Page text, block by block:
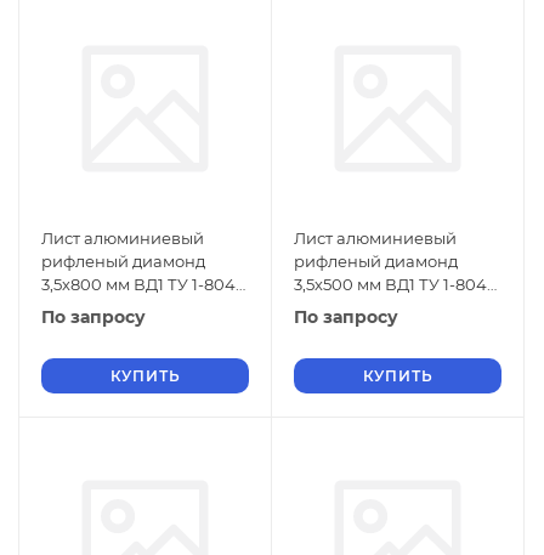
Лист алюминиевый
рифленый диамонд
3,5х800 мм ВД1 ТУ 1-804-
432-2006
По запросу
КУПИТЬ
Лист алюминиевый
рифленый диамонд
3,5х500 мм ВД1 ТУ 1-804-
432-2006
По запросу
КУПИТЬ